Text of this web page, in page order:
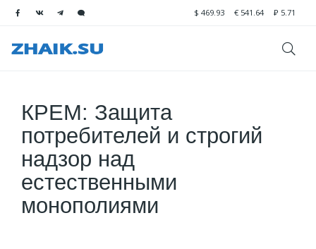
$ 469.93 € 541.64 ₽ 5.71
КРЕМ: Защита
потребителей и строгий
надзор над
естественными
монополиями